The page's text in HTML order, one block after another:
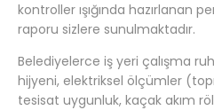
kontroller ışığında hazırlanan
raporu sizlere sunulmaktadır.
Belediyelerce iş yeri çalışma
hijyeni, elektriksel ölçümler
tesisat uygunluk, kaçak akım